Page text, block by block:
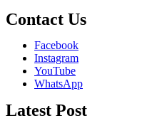
Contact Us
Facebook
Instagram
YouTube
WhatsApp
Latest Post